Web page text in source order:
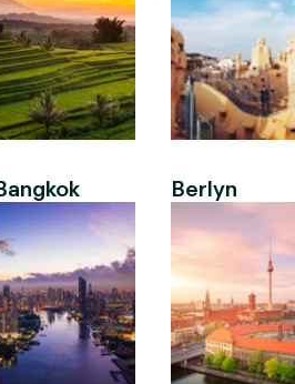
Berlyn